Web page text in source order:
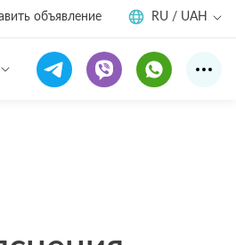
объявление RU / UAH